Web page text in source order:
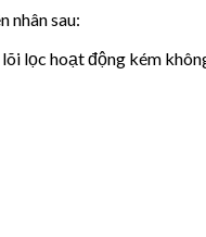
nhân sau:
lọc hoạt động kém